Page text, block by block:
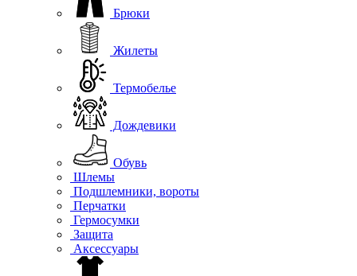
Брюки
Жилеты
Термобелье
Дождевики
Обувь
Шлемы
Подшлемники, вороты
Перчатки
Гермосумки
Защита
Аксессуары